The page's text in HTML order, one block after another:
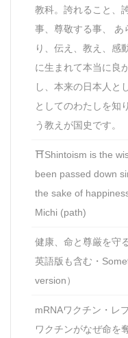
教科。誇れること、
事、尊敬する事、 あ
り、伝え、教え、感
に生まれて本当に良
し、本来の日本人と
としてのわたしを知
う教えが国史です。
⛩Shintoism is the
been passed down
the sake of
Michi (path)
健康、命と尊厳を守
英語版も含む・
version）
mRNAワクチン・レ
ワクチンがなぜ命を